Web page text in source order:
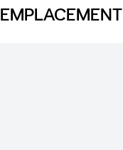
EMPLACEMENT